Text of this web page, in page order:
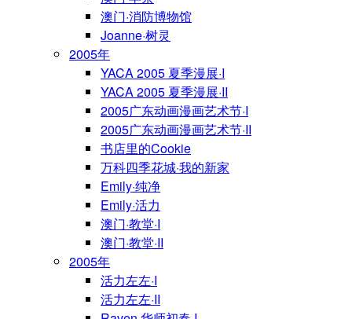
澳门·消防博物馆
Joanne·树灵
2005年
YACA 2005 夏季漫展·I
YACA 2005 夏季漫展·II
2005广东动画漫画艺术节·I
2005广东动画漫画艺术节·II
书店里的Cookie
万科四季花城·我的新家
Emily·纯净
Emily·活力
澳门·教堂·I
澳门·教堂·II
2005年
活力左左·I
活力左左·II